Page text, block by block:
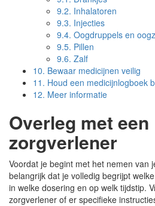
9.2. Inhalatoren
9.3. Injecties
9.4. Oogdruppels en
9.5. Pillen
9.6. Zalf
10. Bewaar medicijnen veilig
11. Houd een medicijnlogboek
12. Meer informatie
Overleg met een
zorgverlener
Voordat je begint met het nemen van
belangrijk dat je volledig begrijpt
in welke dosering en op welk tijdstip.
zorgverlener of er specifieke